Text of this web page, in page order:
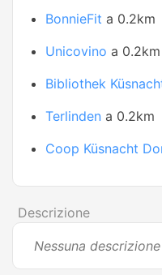
BonnieFit a 0.2km
Unicovino a 0.2km
Bibliothek
Terlinden a 0.2km
Coop Küsnacht
Descrizione
Nessuna